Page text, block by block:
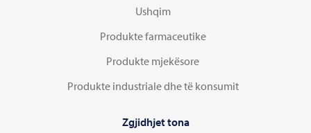
Ushqim
Produkte farmaceutike
Produkte mjekësore
Produkte industriale dhe të konsumit
Zgjidhjet tona